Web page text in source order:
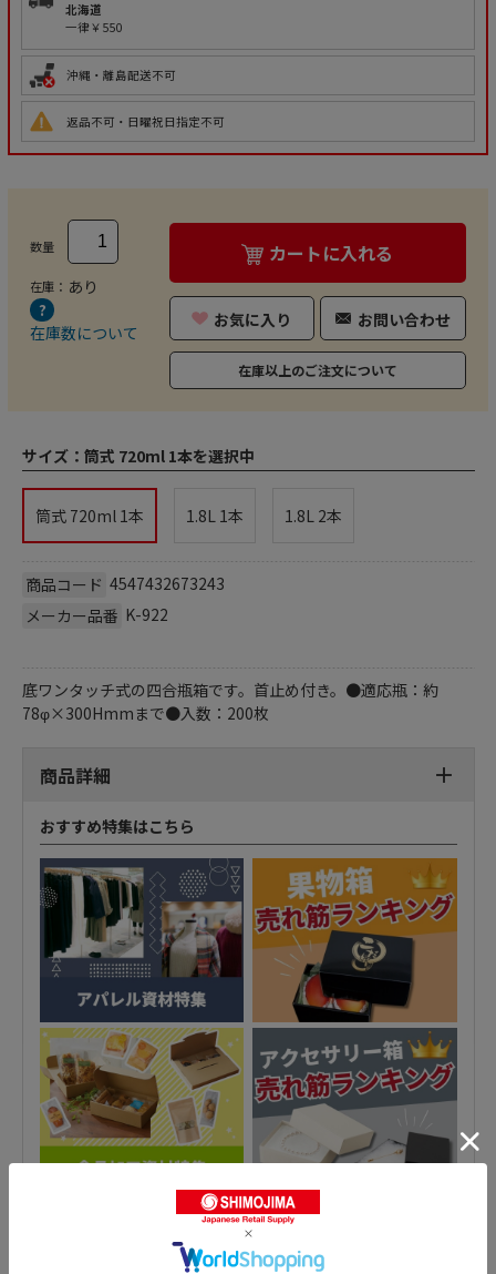
北海道
一律￥550
沖縄・離島配送不可
返品不可・日曜祝日指定不可
数量
在庫： あり
在庫数について
カートに入れる
お気に入り お問い合わせ
在庫以上のご注文について
サイズ： 筒式 720ml 1本を選択中
筒式 720ml 1本 1.8L 1本 1.8L 2本
商品コード 4547432673243
メーカー品番 K-922
底ワンタッチ式の四合瓶箱です。首止め付き。●適応瓶：約
78φ×300Hmmまで●入数：200枚
商品詳細
おすすめ特集はこちら